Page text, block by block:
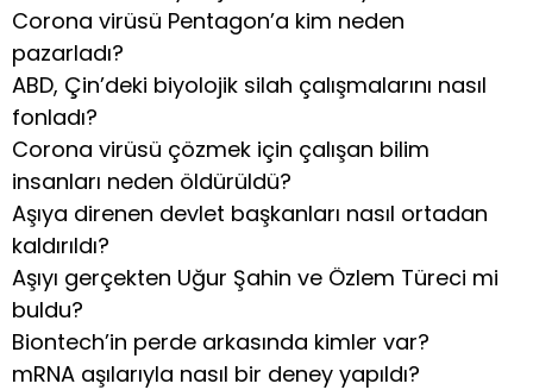
Corona virüsü Pentagon’a kim neden
pazarladı?
ABD, Çin’deki biyolojik silah çalışmalarını nasıl
fonladı?
Corona virüsü çözmek için çalışan bilim
insanları neden öldürüldü?
Aşıya direnen devlet başkanları nasıl ortadan
kaldırıldı?
Aşıyı gerçekten Uğur Şahin ve Özlem Türeci mi
buldu?
Biontech’in perde arkasında kimler var?
mRNA aşılarıyla nasıl bir deney yapıldı?